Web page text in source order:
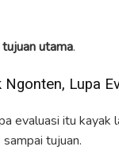
utama.
Ngonten, Lupa
evaluasi itu kayak
tujuan.